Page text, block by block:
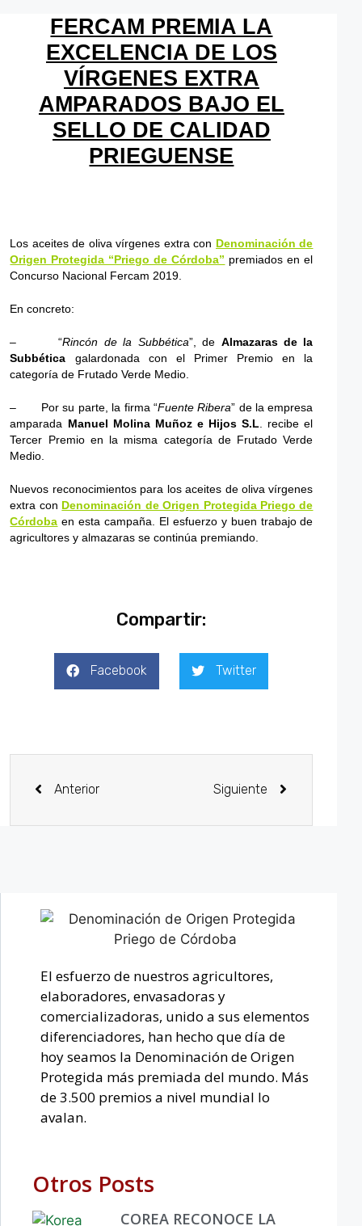
FERCAM PREMIA LA
EXCELENCIA DE LOS
VÍRGENES EXTRA
AMPARADOS BAJO EL
SELLO DE CALIDAD
PRIEGUENSE
Los aceites de oliva vírgenes extra con Denominación de
Origen Protegida “Priego de Córdoba” premiados en el
Concurso Nacional Fercam 2019.
En concreto:
– “Rincón de la Subbética”, de Almazaras de la
Subbética galardonada con el Primer Premio en la
categoría de Frutado Verde Medio.
– Por su parte, la firma “Fuente Ribera” de la empresa
amparada Manuel Molina Muñoz e Hijos S.L . recibe el
Tercer Premio en la misma categoría de Frutado Verde
Medio.
Nuevos reconocimientos para los aceites de oliva vírgenes
extra con Denominación de Origen Protegida Priego de
Córdoba en esta campaña. El esfuerzo y buen trabajo de
agricultores y almazaras se continúa premiando.
Compartir:
Facebook Twitter
Anterior Siguiente
El esfuerzo de nuestros agricultores,
elaboradores, envasadoras y
comercializadoras, unido a sus elementos
diferenciadores, han hecho que día de
hoy seamos la Denominación de Origen
Protegida más premiada del mundo. Más
de 3.500 premios a nivel mundial lo
avalan.
Otros Posts
COREA RECONOCE LA